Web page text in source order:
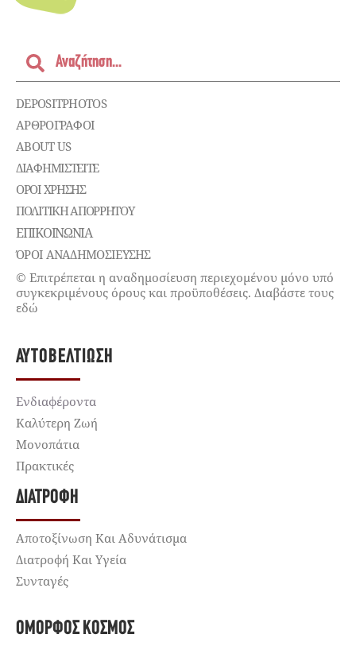
DEPOSITPHOTOS
ΑΡΘΡΟΓΡΑΦΟΙ
ABOUT US
ΔΙΑΦΗΜΙΣΤΕΊΤΕ
ΌΡΟΙ ΧΡΉΣΗΣ
ΠΟΛΙΤΙΚΉ ΑΠΟΡΡΉΤΟΥ
ΕΠΙΚΟΙΝΩΝΊΑ
ΌΡΟΙ ΑΝΑΔΗΜΟΣΙΕΥΣΗΣ
© Επιτρέπεται η αναδημοσίευση περιεχομένου μόνο υπό
συγκεκριμένους όρους και προϋποθέσεις. Διαβάστε τους
εδώ
ΑΥΤΟΒΕΛΤΊΩΣΗ
Ενδιαφέροντα
Καλύτερη Ζωή
Μονοπάτια
Πρακτικές
ΔΙΑΤΡΟΦΉ
Αποτοξίνωση Και Αδυνάτισμα
Διατροφή Και Υγεία
Συνταγές
ΌΜΟΡΦΟΣ ΚΌΣΜΟΣ